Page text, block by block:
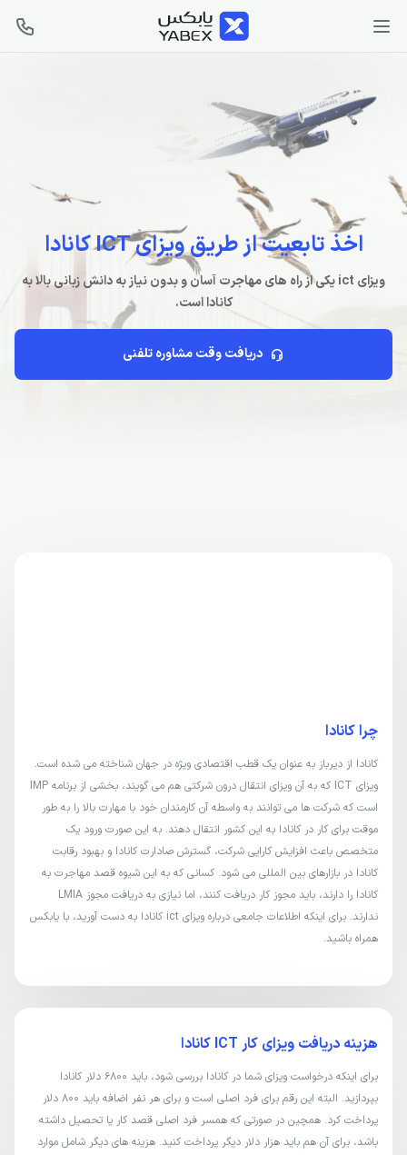
اخذ تابعیت از طریق ویزای ICT کانادا
ویزای ict یکی از راه های مهاجرت آسان و بدون نیاز به دانش زبانی بالا به
کانادا است.
دریافت وقت مشاوره تلفنی
چرا کانادا
کانادا از دیرباز به عنوان یک قطب اقتصادی ویژه در جهان شناخته می شده است.
ویزای ICT که به آن ویزای انتقال درون شرکتی هم می گویند، بخشی از برنامه IMP
است که شرکت ها می توانند به واسطه آن کارمندان خود با مهارت بالا را به طور
موقت برای کار در کانادا به این کشور انتقال دهند. به این صورت ورود یک
متخصص باعث افزایش کارایی شرکت، گسترش صادارت کانادا و بهبود رقابت
کانادا در بازارهای بین المللی می شود. کسانی که به این شیوه قصد مهاجرت به
کانادا را دارند، باید مجوز کار دریافت کنند، اما نیازی به دریافت مجوز LMIA
ندارند. برای اینکه اطلاعات جامعی درباره ویزای ict کانادا به دست آورید، با یابکس
همراه باشید.
هزینه دریافت ویزای کار ICT کانادا
برای اینکه درخواست ویزای شما در کانادا بررسی شود، باید 6800 دلار کانادا
بپردازید. البته این رقم برای فرد اصلی است و برای هر نفر اضافه باید 800 دلار
پرداخت کرد. همچین در صورتی که همسر فرد اصلی قصد کار یا تحصیل داشته
باشد، برای آن هم باید هزار دلار دیگر پرداخت کنید. هزینه های دیگر شامل موارد